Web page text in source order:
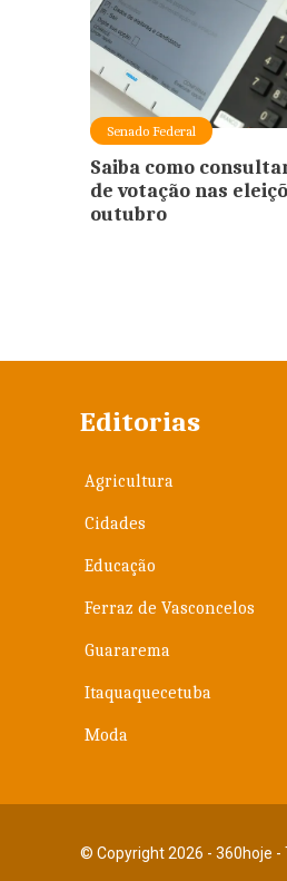
Senado Federal
Saiba como
de votação nas
outubro
Editorias
Agricultura
Cidades
Educação
Ferraz de Vasconcelos
Guararema
Itaquaquecetuba
Moda
© Copyright 2026 - 360hoje -